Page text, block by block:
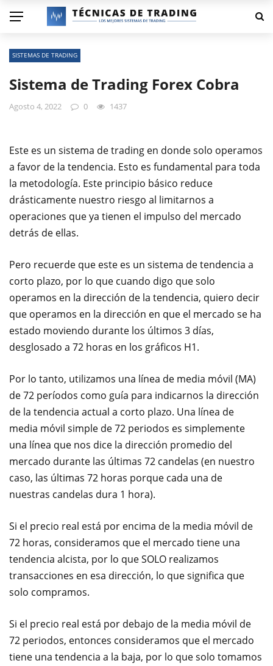
SISTEMAS DE TRADING
Sistema de Trading Forex Cobra
Agosto 4, 2022 0 1437
Este es un sistema de trading en donde solo operamos
a favor de la tendencia. Esto es fundamental para toda
la metodología. Este principio básico reduce
drásticamente nuestro riesgo al limitarnos a
operaciones que ya tienen el impulso del mercado
detrás de ellas.
Pero recuerde que este es un sistema de tendencia a
corto plazo, por lo que cuando digo que solo
operamos en la dirección de la tendencia, quiero decir
que operamos en la dirección en que el mercado se ha
estado moviendo durante los últimos 3 días,
desglosado a 72 horas en los gráficos H1.
Por lo tanto, utilizamos una línea de media móvil (MA)
de 72 períodos como guía para indicarnos la dirección
de la tendencia actual a corto plazo. Una línea de
media móvil simple de 72 periodos es simplemente
una línea que nos dice la dirección promedio del
mercado durante las últimas 72 candelas (en nuestro
caso, las últimas 72 horas porque cada una de
nuestras candelas dura 1 hora).
Si el precio real está por encima de la media móvil de
72 horas, consideramos que el mercado tiene una
tendencia alcista, por lo que SOLO realizamos
transacciones en esa dirección, lo que significa que
solo compramos.
Si el precio real está por debajo de la media móvil de
72 periodos, entonces consideramos que el mercado
tiene una tendencia a la baja, por lo que solo tomamos